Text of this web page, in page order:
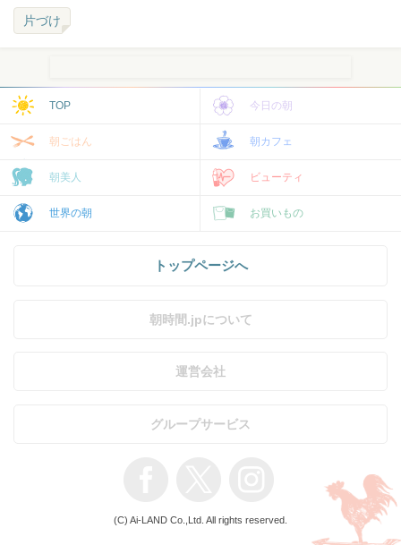
片づけ
TOP 今日の朝
朝ごはん 朝カフェ
朝美人 ビューティ
世界の朝 お買いもの
トップページへ
朝時間.jpについて
運営会社
グループサービス
(C) Ai-LAND Co.,Ltd. All rights reserved.